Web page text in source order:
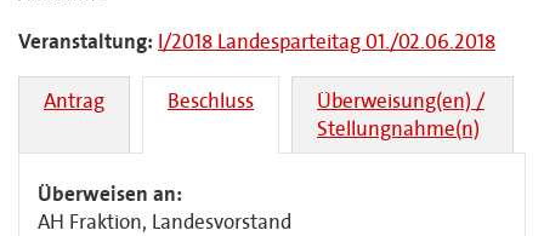
Veranstaltung: I/2018 Landesparteitag 01./02.06.2018
Antrag Beschluss
Überweisung(en) /
Stellungnahme(n)
Überweisen an:
AH Fraktion, Landesvorstand